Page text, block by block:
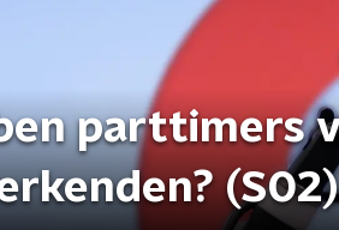
parttimers
(S02)